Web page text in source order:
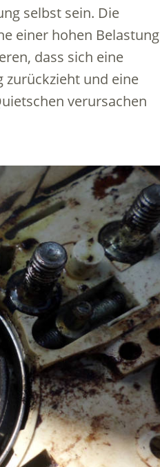
selbst sein. Die
einer hohen Belastung
dass sich eine
zurückzieht und eine
verursachen